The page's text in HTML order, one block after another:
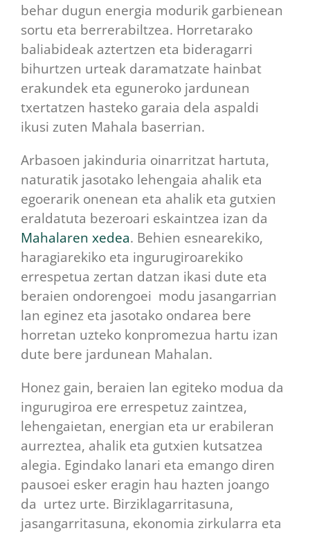
behar dugun energia modurik garbienean
sortu eta berrerabiltzea. Horretarako
baliabideak aztertzen eta bideragarri
bihurtzen urteak daramatzate hainbat
erakundek eta eguneroko jardunean
txertatzen hasteko garaia dela aspaldi
ikusi zuten Mahala baserrian.
Arbasoen jakinduria oinarritzat hartuta,
naturatik jasotako lehengaia ahalik eta
egoerarik onenean eta ahalik eta gutxien
eraldatuta bezeroari eskaintzea izan da
Mahalaren xedea. Behien esnearekiko,
haragiarekiko eta ingurugiroarekiko
errespetua zertan datzan ikasi dute eta
beraien ondorengoei modu jasangarrian
lan eginez eta jasotako ondarea bere
horretan uzteko konpromezua hartu izan
dute bere jardunean Mahalan.
Honez gain, beraien lan egiteko modua da
ingurugiroa ere errespetuz zaintzea,
lehengaietan, energian eta ur erabileran
aurreztea, ahalik eta gutxien kutsatzea
alegia. Egindako lanari eta emango diren
pausoei esker eragin hau hazten joango
da urtez urte. Birziklagarritasuna,
jasangarritasuna, ekonomia zirkularra eta